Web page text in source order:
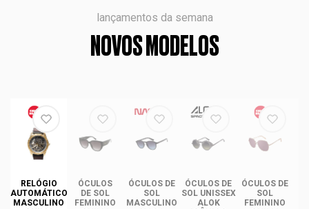
lançamentos da semana
NOVOS MODELOS
RELÓGIO
AUTOMÁTICO
MASCULINO
ÓCULOS
DE SOL
FEMININO
ÓCULOS DE
SOL
MASCULINO
ÓCULOS DE
SOL UNISSEX
ALOK
ÓCULOS DE
SOL
FEMININO